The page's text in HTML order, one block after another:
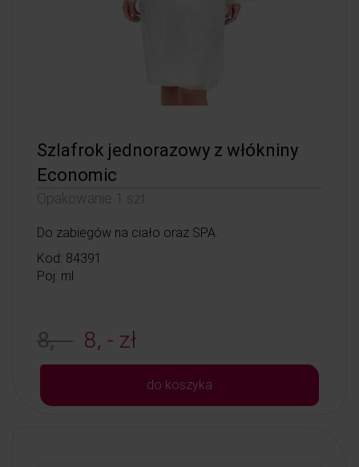
Szlafrok jednorazowy z włókniny
Economic
Opakowanie 1 szt
Do zabiegów na ciało oraz SPA.
Kod: 84391
Poj: ml
8, - 8, - zł
do koszyka